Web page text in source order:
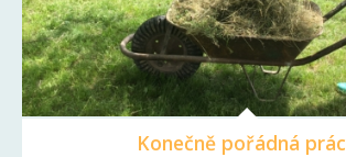
Konečně pořádná